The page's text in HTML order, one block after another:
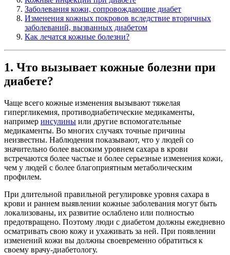
Заболевания кожи, сопровождающие диабет
Изменения кожных покровов вследствие вторичных
заболеваний, вызванных диабетом
Как лечатся кожные болезни?
1. Что вызывает кожные болезни при
диабете?
Чаще всего кожные изменения вызывают тяжелая
гипергликемия, противодиабетические медикаменты,
например инсулины или другие вспомогательные
медикаменты. Во многих случаях точные причины
неизвестны. Наблюдения показывают, что у людей со
значительно более высоким уровнем сахара в крови
встречаются более частые и более серьезные изменения кожи,
чем у людей с более благоприятным метаболическим
профилем.
При длительной правильной регулировке уровня сахара в
крови и раннем выявлении кожные заболевания могут быть
локализованы, их развитие ослаблено или полностью
предотвращено. Поэтому люди с диабетом должны ежедневно
осматривать свою кожу и ухаживать за ней. При появлении
изменений кожи вы должны своевременно обратиться к
своему врачу-диабетологу.